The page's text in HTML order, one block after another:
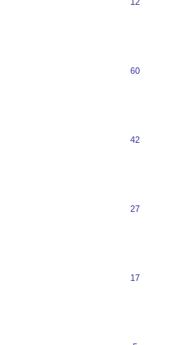
60
42
27
17